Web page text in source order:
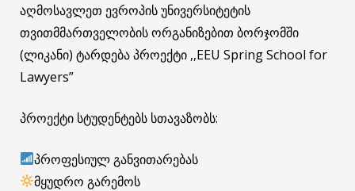
ᲡᲐᲔᲠᲗᲐᲨᲝᲠᲘᲡᲝ
ᲑᲘᲑᲚᲘᲝᲗᲔᲙᲐ
აღმოსავლეთ ევროპის უნივერსიტეტის
თვითმმართველობის ორგანიზებით ბორჯომში
(ლიკანი) ტარდება პროექტი ,,EEU Spring School for
Lawyers”
პროექტი სტუდენტებს სთავაზობს:
პროფესიულ განვითარებას
მყუდრო გარემოს